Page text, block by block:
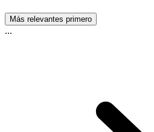
Más relevantes primero
...